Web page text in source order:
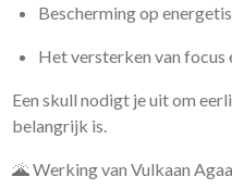
Bescherming op
Het versterken van focus
Een skull nodigt je uit om
belangrijk is.
🌋 Werking van Vulkaan